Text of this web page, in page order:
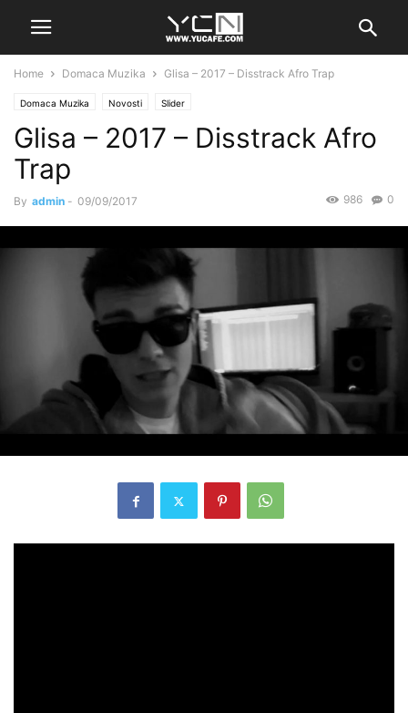
Home Domaca Muzika Glisa – 2017 – Disstrack Afro Trap
Domaca Muzika Novosti Slider
Glisa – 2017 – Disstrack Afro
Trap
By admin - 09/09/2017 0
986